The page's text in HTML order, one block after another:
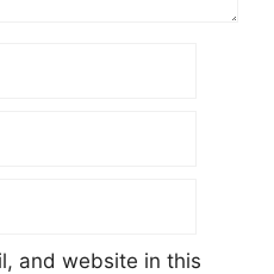
and website in this